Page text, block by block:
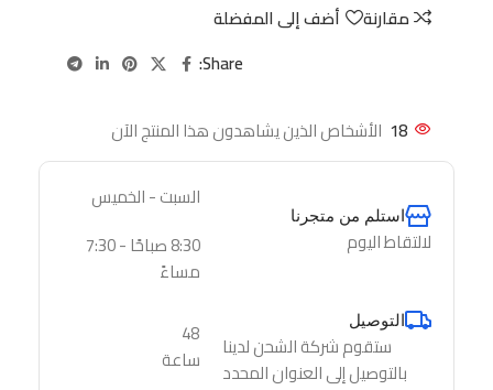
مقارنة
أضف إلى المفضلة
Share:
18 الأشخاص الذين يشاهدون هذا المنتج الآن
استلم من متجرنا
لالتقاط اليوم
السبت - الخميس
8:30 صباحًا - 7:30
مساءً
التوصيل
ستقوم شركة الشحن لدينا
بالتوصيل إلى العنوان المحدد
48
ساعة